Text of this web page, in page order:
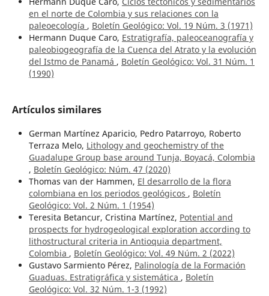
en el norte de Colombia y sus relaciones con la
paleoecología , Boletín Geológico: Vol. 19 Núm. 3 (1971)
Hermann Duque Caro, Estratigrafía, paleoceanografía y
paleobiogeografía de la Cuenca del Atrato y la evolución
del Istmo de Panamá , Boletín Geológico: Vol. 31 Núm. 1
(1990)
Artículos similares
German Martínez Aparicio, Pedro Patarroyo, Roberto
Terraza Melo, Lithology and geochemistry of the
Guadalupe Group base around Tunja, Boyacá, Colombia
, Boletín Geológico: Núm. 47 (2020)
Thomas van der Hammen, El desarrollo de la flora
colombiana en los periodos geológicos , Boletín
Geológico: Vol. 2 Núm. 1 (1954)
Teresita Betancur, Cristina Martínez, Potential and
prospects for hydrogeological exploration according to
lithostructural criteria in Antioquia department,
Colombia , Boletín Geológico: Vol. 49 Núm. 2 (2022)
Gustavo Sarmiento Pérez, Palinología de la Formación
Guaduas. Estratigráfica y sistemática , Boletín
Geológico: Vol. 32 Núm. 1-3 (1992)